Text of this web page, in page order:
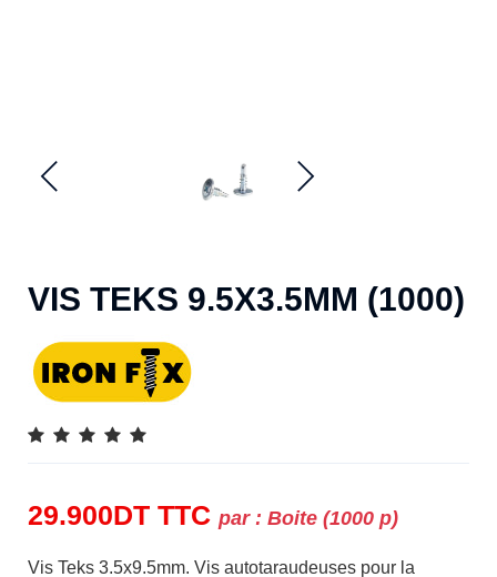
VIS TEKS 9.5X3.5MM (1000)
29.900DT TTC par : Boite (1000 p)
Vis Teks 3.5x9.5mm. Vis autotaraudeuses pour la